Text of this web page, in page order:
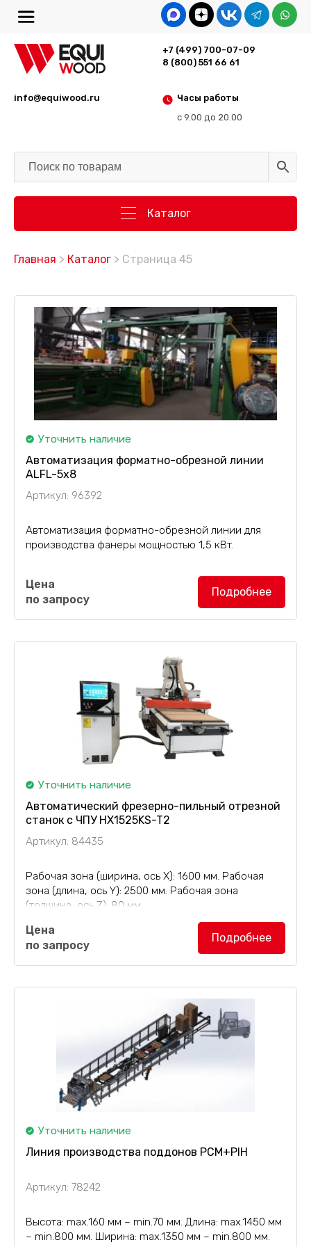
+7 (499) 700-07-09
8 (800) 551 66 61
Часы работы
с 9.00 до 20.00
info@equiwood.ru
Каталог
Главная > Каталог > Страница 45
Уточнить наличие
Автоматизация форматно-обрезной линии
ALFL-5x8
Артикул: 96392
Автоматизация форматно-обрезной линии для
производства фанеры мощностью 1,5 кВт.
Цена
по запросу
Подробнее
Уточнить наличие
Автоматический фрезерно-пильный отрезной
станок с ЧПУ HX1525KS-T2
Артикул: 84435
Рабочая зона (ширина, ось Х): 1600 мм. Рабочая
зона (длина, ось Y): 2500 мм. Рабочая зона
(толщина, ось Z): 80 мм.
Фрезерно-пильный отрезной станокс
дисковой пилой, вакуумным столом и фрезерным
инструментом...
Цена
по запросу
Подробнее
Уточнить наличие
Линия производства поддонов PCM+PIH
Артикул: 78242
Высота: max.160 мм – min.70 мм. Длина: max.1450 мм
– min.800 мм. Ширина: max.1350 мм – min.800 мм.